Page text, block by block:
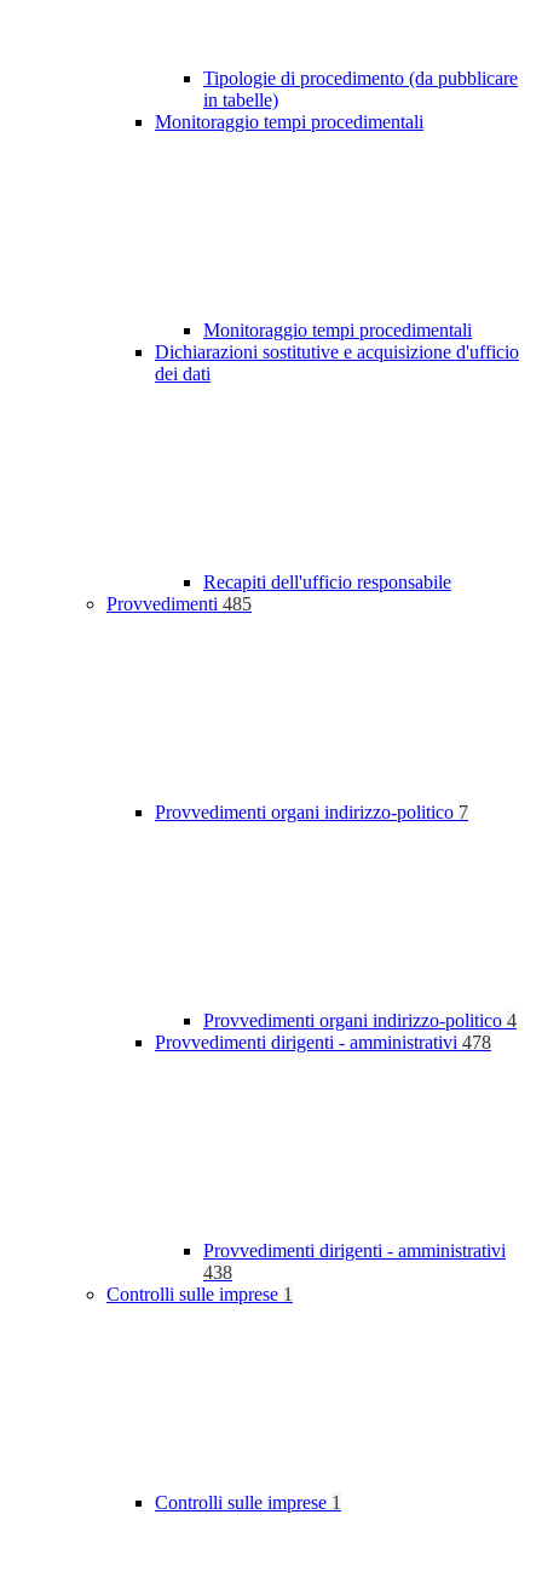
Tipologie di procedimento (da pubblicare
in tabelle)
Monitoraggio tempi procedimentali
Monitoraggio tempi procedimentali
Dichiarazioni sostitutive e acquisizione d'ufficio
dei dati
Recapiti dell'ufficio responsabile
Provvedimenti 485
Provvedimenti organi indirizzo-politico 7
Provvedimenti organi indirizzo-politico 4
Provvedimenti dirigenti - amministrativi 478
Provvedimenti dirigenti - amministrativi
438
Controlli sulle imprese 1
Controlli sulle imprese 1